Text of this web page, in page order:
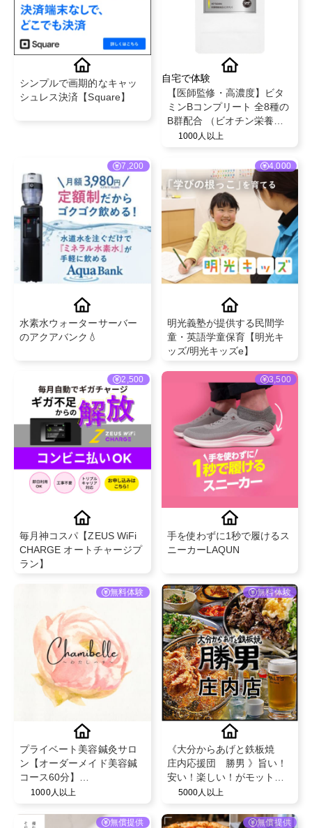
シンプルで画期的なキャッ
シュレス決済【Square】
自宅で体験
【医師監修・高濃度】ビタ
ミンBコンプリート 全8種の
B群配合 （ビオチン栄養機
能食品） クリニック採用原
日の元気とバランスサポー
トに 便利なラミジップ袋入
り（約30日分）
1000人以上
7,200
水素水ウォーターサーバー
のアクアバンク💧
4,000
明光義塾が提供する民間学
童・英語学童保育【明光キ
ッズ/明光キッズe】
2,500
毎月神コスパ【ZEUS WiFi
CHARGE オートチャージプ
ラン】
3,500
手を使わずに1秒で履けるス
ニーカーLAQUN
無料体験
プライベート美容鍼灸サロ
ン【オーダーメイド美容鍼
コース60分】
@chamibelle.hari
1000人以上
無料体験
《大分からあげと鉄板焼
庄内応援団 勝男 》旨い！
安い！楽しい！がモットー
のからあげが美味しい居酒
5000人以上
無償提供 無償提供